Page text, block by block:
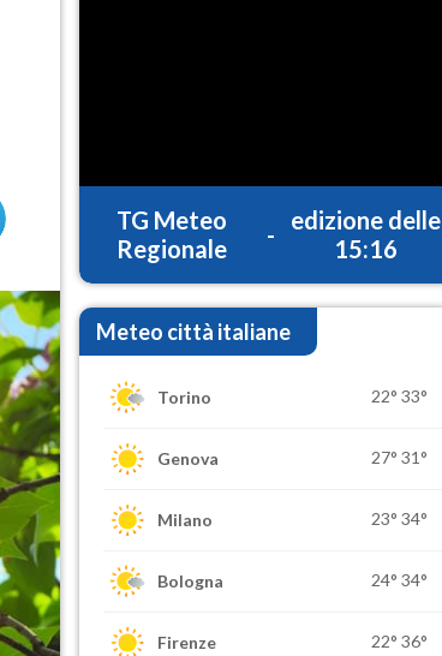
TG Meteo
Regionale
-
edizione delle
15:16
Meteo città italiane
Torino 22° 33°
Genova 27° 31°
Milano 23° 34°
Bologna 24° 34°
Firenze 22° 36°